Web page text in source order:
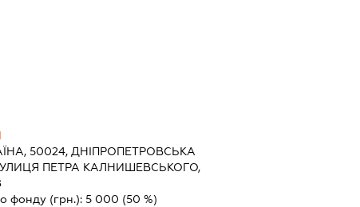
50024, ДНІПРОПЕТРОВСЬКА
ПЕТРА КАЛНИШЕВСЬКОГО,
фонду (грн.): 5 000 (50 %)